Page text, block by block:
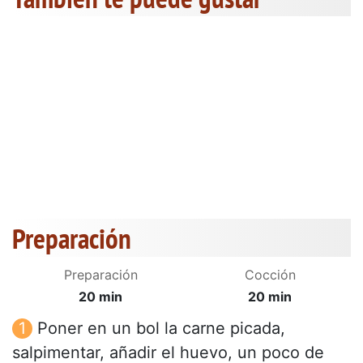
Preparación
Preparación
20 min
Cocción
20 min
Poner en un bol la carne picada,
salpimentar, añadir el huevo, un poco de